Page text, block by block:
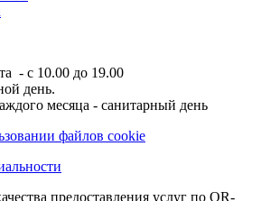
- с 10.00 до 19.00
день.
месяца - санитарный день
файлов cookie
предоставления услуг по QR-